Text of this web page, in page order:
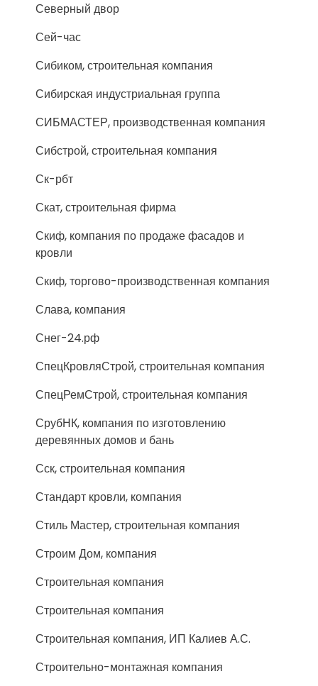
Северный двор
Сей-час
Сибиком, строительная компания
Сибирская индустриальная группа
СИБМАСТЕР, производственная компания
Сибстрой, строительная компания
Ск-рбт
Скат, строительная фирма
Скиф, компания по продаже фасадов и
кровли
Скиф, торгово-производственная компания
Слава, компания
Снег-24.рф
СпецКровляСтрой, строительная компания
СпецРемСтрой, строительная компания
СрубНК, компания по изготовлению
деревянных домов и бань
Сск, строительная компания
Стандарт кровли, компания
Стиль Мастер, строительная компания
Строим Дом, компания
Строительная компания
Строительная компания
Строительная компания, ИП Калиев А.С.
Строительно-монтажная компания